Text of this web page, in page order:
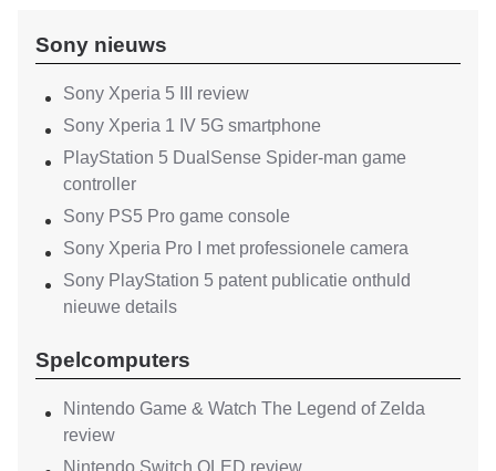
Sony nieuws
Sony Xperia 5 III review
Sony Xperia 1 IV 5G smartphone
PlayStation 5 DualSense Spider-man game
controller
Sony PS5 Pro game console
Sony Xperia Pro I met professionele camera
Sony PlayStation 5 patent publicatie onthuld
nieuwe details
Spelcomputers
Nintendo Game & Watch The Legend of Zelda
review
Nintendo Switch OLED review